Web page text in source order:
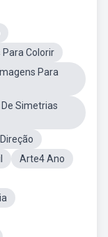
Para Colorir
Para
Simetrias
Arte4 Ano